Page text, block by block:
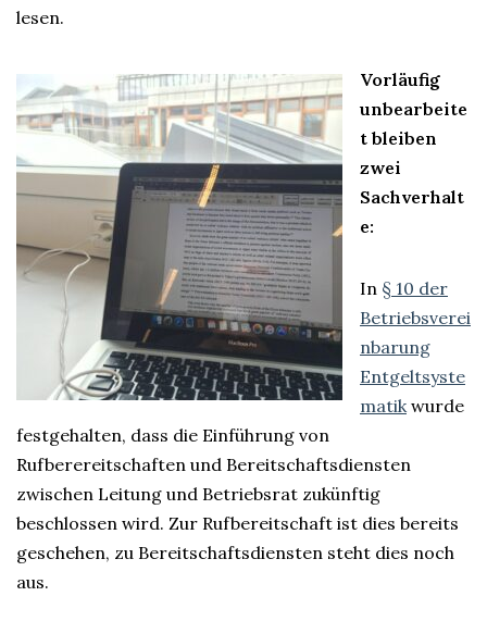
lesen.
Vorläufig
unbearbeite
t bleiben
zwei
Sachverhalt
e:
In § 10 der
Betriebsverei
nbarung
Entgeltsyste
matikwurde
festgehalten, dass die Einführung von
Rufberereitschaften und Bereitschaftsdiensten
zwischen Leitung und Betriebsrat zukünftig
beschlossen wird. Zur Rufbereitschaft ist dies bereits
geschehen, zu Bereitschaftsdiensten steht dies noch
aus.